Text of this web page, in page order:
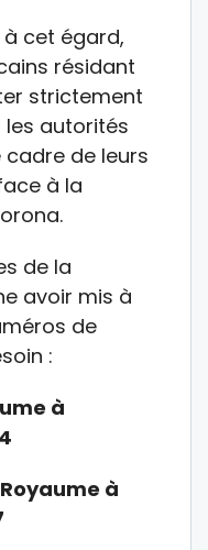
à cet égard,
résidant
strictement
les autorités
de leurs
à la
de la
avoir mis à
de
:
à
à